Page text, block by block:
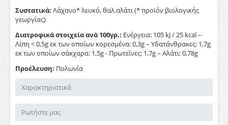
Συστατικά: Λάχανο* λευκό, θαλ.αλάτι (* προϊόν βιολογικής
γεωργίας)
Διατροφικά στοιχεία ανά 100γρ.: Ενέργεια: 105 kJ / 25 kcal –
Λίπη < 0,5g εκ των οποίων κορεσμένα: 0,3g – Υδατάνθρακες: 1,7g
εκ των οποίων σάκχαρα: 1,5g - Πρωτεΐνες: 1,7g – Αλάτι: 0,78g
Προέλευση: Πολωνία
Χαρακτηριστικά
Ρωτήστε μας